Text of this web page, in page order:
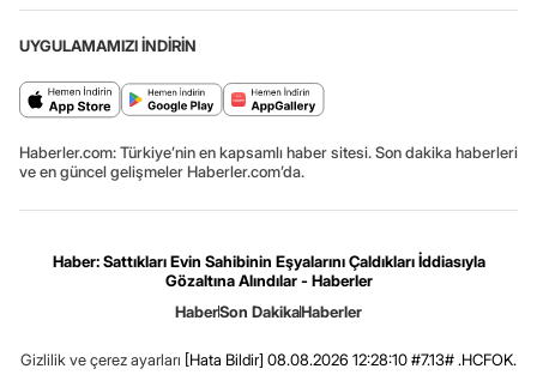
UYGULAMAMIZI İNDİRİN
Haberler.com: Türkiye’nin en kapsamlı haber sitesi. Son dakika haberleri
ve en güncel gelişmeler Haberler.com’da.
Haber: Sattıkları Evin Sahibinin Eşyalarını Çaldıkları İddiasıyla
Gözaltına Alındılar - Haberler
HaberSon DakikaHaberler
Gizlilik ve çerez ayarları [Hata Bildir] 08.08.2026 12:28:10 #7.13# .HCFOK.